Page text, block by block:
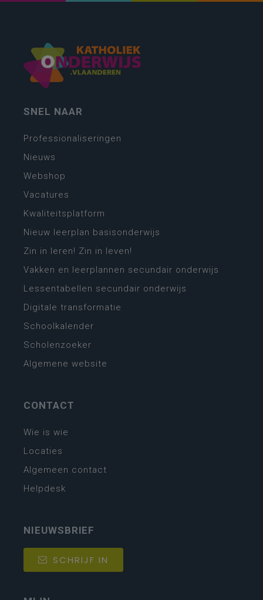
SNEL NAAR
Professionaliseringen
Nieuws
Webshop
Vacatures
Kwaliteitsplatform
Nieuw leerplan basisonderwijs
Zin in leren! Zin in leven!
Vakken en leerplannen secundair onderwijs
Lessentabellen secundair onderwijs
Digitale transformatie
Schoolkalender
Scholenzoeker
Algemene website
CONTACT
Wie is wie
Locaties
Algemeen contact
Helpdesk
NIEUWSBRIEF
SCHRIJF IN